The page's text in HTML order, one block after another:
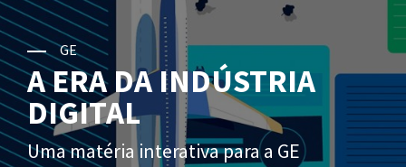
GE
A ERA DA INDÚSTRIA
DIGITAL
Uma matéria interativa para a GE